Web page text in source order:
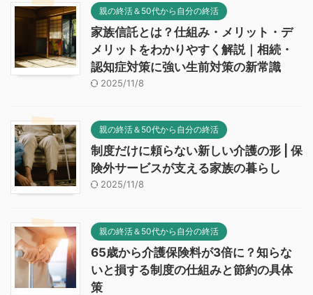
親の終活＆50代から自分の終活
家族信託とは？仕組み・メリット・デ
メリットをわかりやすく解説｜相続・
認知症対策に強い生前対策の新常識
2025/11/8
親の終活＆50代から自分の終活
制度だけに頼らない新しい介護の形 | 保
険外サービスが支える家族の暮らし
2025/11/8
親の終活＆50代から自分の終活
65歳から介護保険料が3倍に？知らな
いと損する制度の仕組みと節約の具体
策